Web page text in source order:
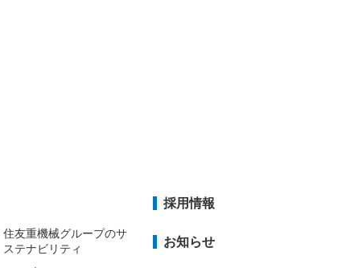
住友重機械グループのサ
ステナビリティ
採用情報
お知らせ